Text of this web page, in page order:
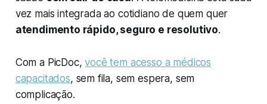
vez mais integrada ao cotidiano de quem quer
atendimento rápido, seguro e resolutivo.
Com a PicDoc,você tem acesso a médicos
capacitados, sem fila, sem espera, sem
complicação.